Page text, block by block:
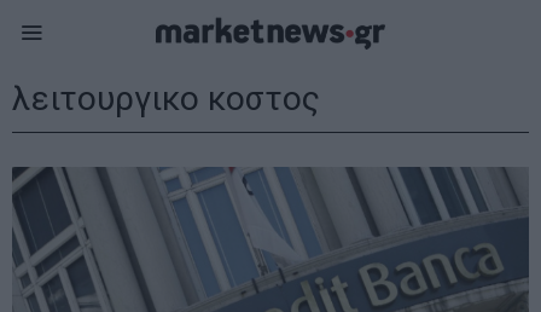
λειτουργικο κοστος